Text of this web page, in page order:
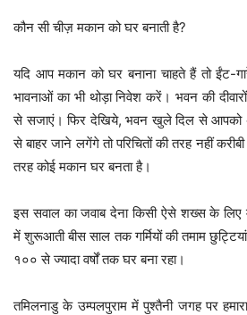
कौन सी चीज़ मकान को घर बनाती है?
यदि आप मकान को घर बनाना चाहते हैं तो ईंट-
भावनाओं का भी थोड़ा निवेश करें। भवन की
से सजाएं। फिर देखिये, भवन खुले दिल से
से बाहर जाने लगेंगे तो परिचितों की तरह नहीं
तरह कोई मकान घर बनता है।
इस सवाल का जवाब देना किसी ऐसे शख्स के
में शुरूआती बीस साल तक गर्मियों की तमाम
१०० से ज्यादा वर्षों तक घर बना रहा।
तमिलनाडु के उम्पलपुराम में पुश्तैनी जगह पर